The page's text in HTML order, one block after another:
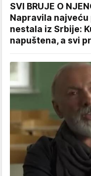
SVI BRUJE O
Napravila
nestala iz Srbije:
napuštena, a svi